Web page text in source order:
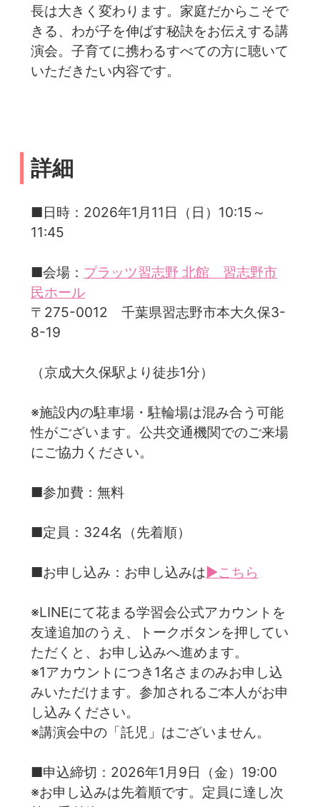
長は大きく変わります。家庭だからこそで
きる、わが子を伸ばす秘訣をお伝えする講
演会。子育てに携わるすべての方に聴いて
いただきたい内容です。
詳細
■日時：2026年1月11日（日）10:15～
11:45
■会場： プラッツ習志野 北館 習志野市
民ホール
〒275-0012 千葉県習志野市本大久保3-
8-19
（京成大久保駅より徒歩1分）
※施設内の駐車場・駐輪場は混み合う可能
性がございます。公共交通機関でのご来場
にご協力ください。
■参加費：無料
■定員：324名（先着順）
■お申し込み：お申し込みは▶こちら
※LINEにて花まる学習会公式アカウントを
友達追加のうえ、トークボタンを押してい
ただくと、お申し込みへ進めます。
※1アカウントにつき1名さまのみお申し込
みいただけます。参加されるご本人がお申
し込みください。
※講演会中の「託児」はございません。
■申込締切：2026年1月9日（金）19:00
※お申し込みは先着順です。定員に達し次